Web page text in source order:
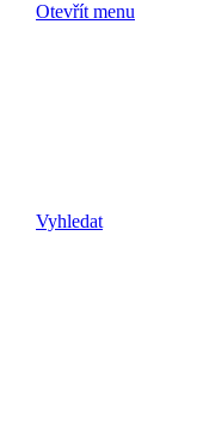
Otevřít menu
Vyhledat